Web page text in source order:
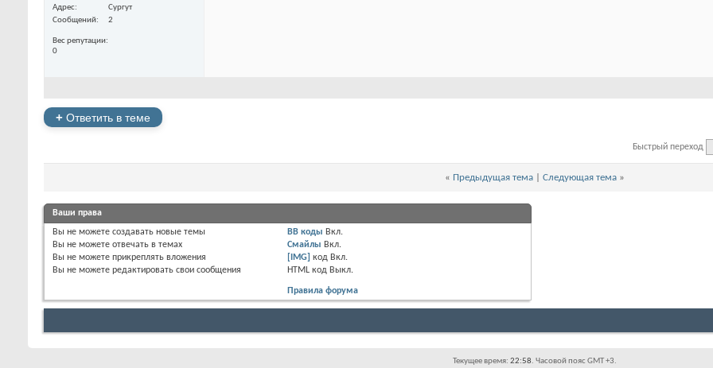
Адрес
Сургут
Сообщений
2
Вес репутации
0
+ Ответить в теме
Быстрый переход
« Предыдущая тема Следующая тема »
Ваши права
Вы не можете создавать новые темы
Вы не можете отвечать в темах
Вы не можете прикреплять вложения
Вы не можете редактировать свои сообщения
BB коды Вкл.
Смайлы Вкл.
[IMG] код Вкл.
HTML код Выкл.
Правила форума
Текущее время: 22:58. Часовой пояс GMT +3.